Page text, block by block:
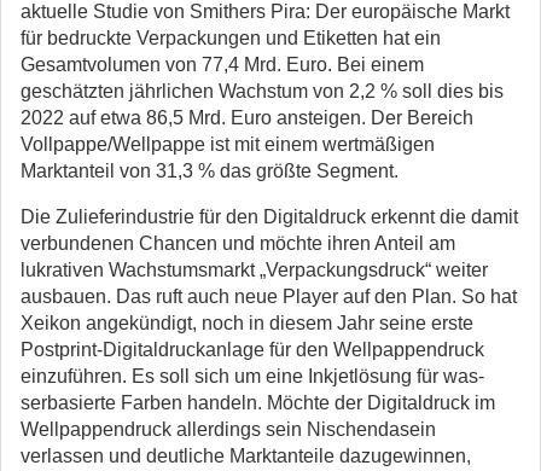
aktuelle Studie von Smithers Pira: Der europäische Markt
für bedruckte Verpackungen und Etiketten hat ein
Gesamtvolumen von 77,4 Mrd. Euro. Bei einem
geschätzten jährlichen Wachstum von 2,2 % soll dies bis
2022 auf etwa 86,5 Mrd. Euro ansteigen. Der Bereich
Vollpappe/Wellpappe ist mit einem wertmäßigen
Marktanteil von 31,3 % das größte Segment.
Die Zulieferindustrie für den Digitaldruck erkennt die damit
verbundenen Chancen und möchte ihren Anteil am
lukrativen Wachstumsmarkt „Verpackungs­druck“ weiter
ausbauen. Das ruft auch neue Player auf den Plan. So hat
Xeikon angekündigt, noch in diesem Jahr seine erste
Postprint-Digitaldruckanlage für den Wellpappendruck
einzuführen. Es soll sich um eine Inkjetlösung für was­
serbasierte Farben handeln. Möchte der Digitaldruck im
Wellpappendruck allerdings sein Nischendasein
verlassen und deutliche Marktanteile dazugewinnen,